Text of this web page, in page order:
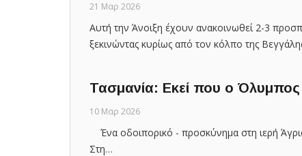
21 Μαρ 2026
Αυτή την Άνοιξη έχουν ανακοινωθεί 2-3
ξεκινώντας κυρίως από τον κόλπο της
Τασμανία: Εκεί που ο Όλυμπος
10 Μαρ 2026
Ένα οδοιπορικό - προσκύνημα στη ιερή
Στη…